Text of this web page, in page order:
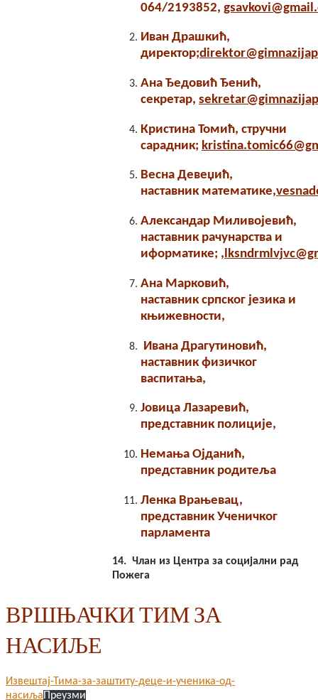
064/2193852,
Иван Драшкић,
директор;
Ана Ђедовић Ђенић,
секретар,
Кристина Томић, стручни
сарадник;
Весна Девеџић,
наставник математике,
Александар Миливојевић,
наставник рачунарства и
иформатике; ,
Ана Марковић,
наставник српског језика и
књижевности,
Ивана Драгутиновић,
наставник физичког
васпитања,
Јовица Лазаревић,
представник полиције,
Немања Ојданић,
представник родитеља
Ленка Врањевац,
представник Ученичког
парламента
14. Члан из Центра за социјални рад
Пожега
ВРШЊАЧКИ ТИМ ЗА
НАСИЉЕ
Извештај-Тима-за-заштиту-деце-и-ученика-од-
насиљаПреузми